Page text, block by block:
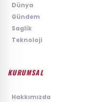
Dünya
Gündem
Saglik
Teknoloji
KURUMSAL
Hakkımızda